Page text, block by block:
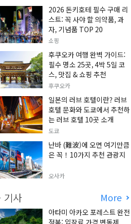
2026 돈키호테 필수 구매 리
스트: 꼭 사야 할 의약품, 과
자, 기념품 TOP 20
쇼핑
후쿠오카 여행 완벽 가이드:
필수 명소 25곳, 4박 5일 코
스, 맛집 & 쇼핑 추천
후쿠오카
일본의 러브 호텔이란? 러브
호텔 문화와 도쿄에서 추천하
는 러브 호텔 10곳 소개
도쿄
난바 (難波)에 오면 여기만큼
은 꼭！10가지 추천 관광지
오사카
기사 More
아타미 아카오 포레스트 완전
정복: 입장료 가격 변동제,